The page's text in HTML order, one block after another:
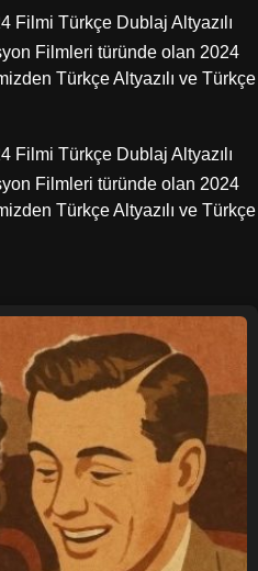
Filmi Türkçe Dublaj Altyazılı
Filmleri türünde olan 2024
Türkçe Altyazılı ve Türkçe
Filmi Türkçe Dublaj Altyazılı
Filmleri türünde olan 2024
Türkçe Altyazılı ve Türkçe